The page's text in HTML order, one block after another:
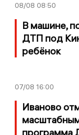
08/08 08:50
В машине,
ДТП под
ребёнок
07/08 16:00
Иваново
программа